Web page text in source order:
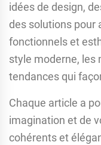
idées de design,
des solutions pour
fonctionnels et
style moderne, les
tendances qui
Chaque article a
imagination et de
cohérents et